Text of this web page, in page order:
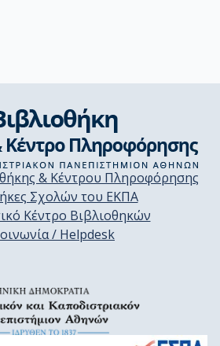
& Κέντρου Πληροφόρησης
Σχολών του ΕΚΠΑ
Κέντρο Βιβλιοθηκών
/ Helpdesk